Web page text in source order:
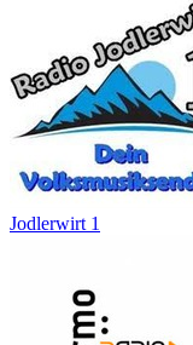
Jodlerwirt 1